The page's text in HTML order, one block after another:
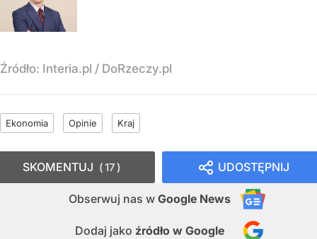
Źródło: Interia.pl / DoRzeczy.pl
Ekonomia Opinie Kraj
UDOSTĘPNIJ
Obserwuj nas w Google News
Dodaj jako źródło w Google
SKOMENTUJ 17